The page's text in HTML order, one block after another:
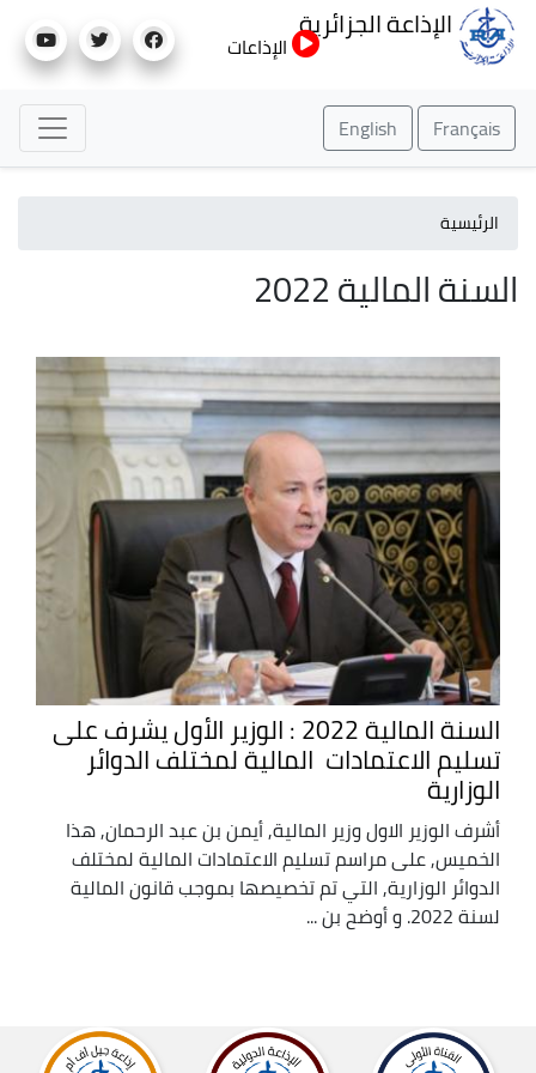
إلى
الإذاعة الجزائرية
الإذاعات
Français
English
الرئيسية
السنة المالية 2022
السنة المالية 2022 : الوزير الأول يشرف على
تسليم الاعتمادات المالية لمختلف الدوائر
الوزارية
أشرف الوزير الاول وزير المالية, أيمن بن عبد الرحمان, هذا
الخميس, على مراسم تسليم الاعتمادات المالية لمختلف
الدوائر الوزارية, التي تم تخصيصها بموجب قانون المالية
لسنة 2022. و أوضح بن ...